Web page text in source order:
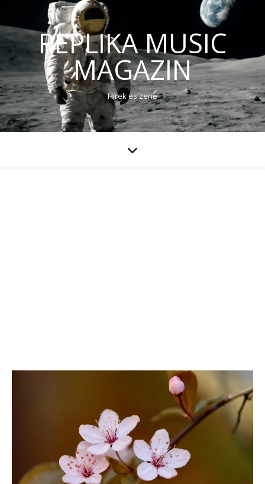
REPLIKA MUSIC
MAGAZIN
Hírek és zene